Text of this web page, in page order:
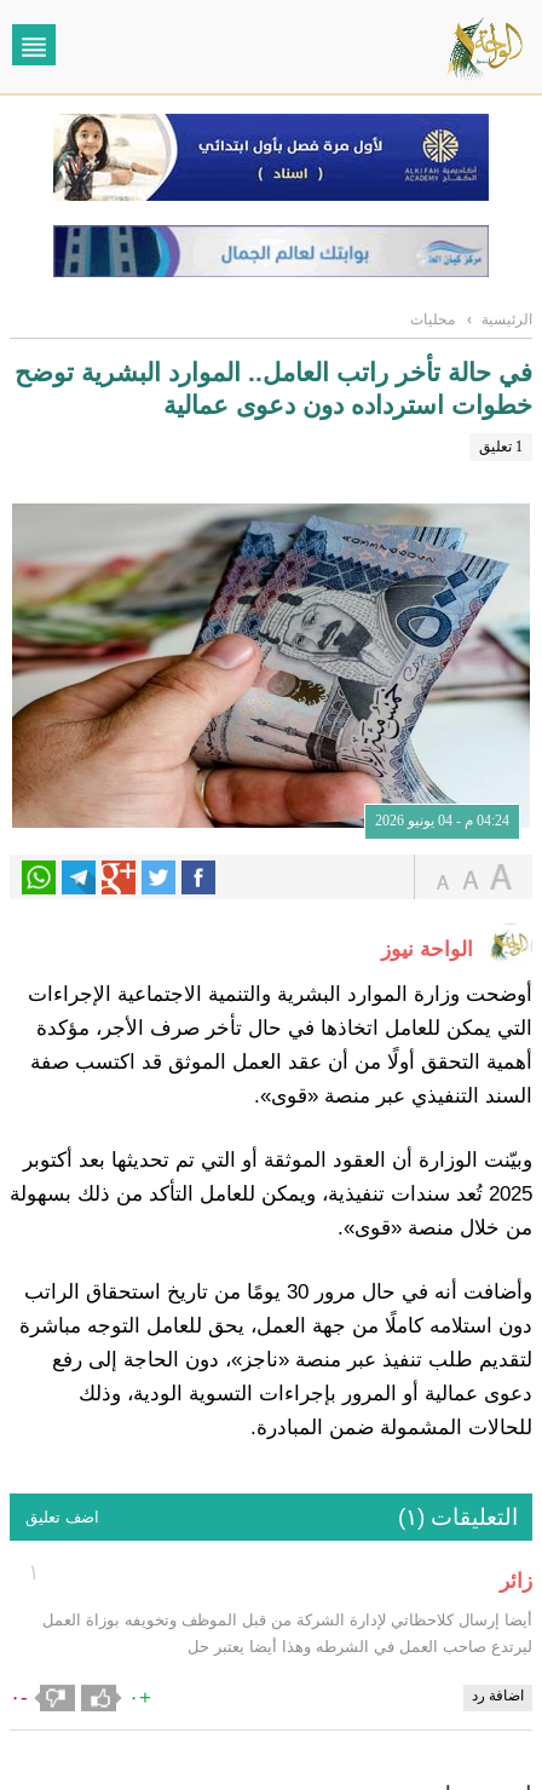
الرئيسية › محليات
في حالة تأخر راتب العامل.. الموارد البشرية توضح
خطوات استرداده دون دعوى عمالية
1 تعليق
04:24 م - 04 يونيو 2026
الواحة نيوز
أوضحت وزارة الموارد البشرية والتنمية الاجتماعية الإجراءات
التي يمكن للعامل اتخاذها في حال تأخر صرف الأجر، مؤكدة
أهمية التحقق أولًا من أن عقد العمل الموثق قد اكتسب صفة
السند التنفيذي عبر منصة «قوى».
وبيّنت الوزارة أن العقود الموثقة أو التي تم تحديثها بعد أكتوبر
2025 تُعد سندات تنفيذية، ويمكن للعامل التأكد من ذلك بسهولة
من خلال منصة «قوى».
وأضافت أنه في حال مرور 30 يومًا من تاريخ استحقاق الراتب
دون استلامه كاملًا من جهة العمل، يحق للعامل التوجه مباشرة
لتقديم طلب تنفيذ عبر منصة «ناجز»، دون الحاجة إلى رفع
دعوى عمالية أو المرور بإجراءات التسوية الودية، وذلك
للحالات المشمولة ضمن المبادرة.
التعليقات (١) اضف تعليق
١ زائر
أيضا إرسال كلاحظاتي لإدارة الشركة من قبل الموظف وتخويفه بوزاة العمل
ليرتدع صاحب العمل في الشرطه وهذا أيضا يعتبر حل
اضافة رد +٠ -٠